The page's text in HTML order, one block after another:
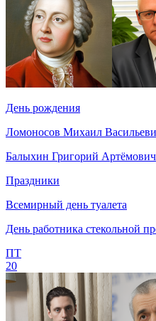
День рождения
Ломоносов Михаил
Балыхин Григорий Артёмович
Праздники
Всемирный день туалета
День работника стекольной
ПТ
20